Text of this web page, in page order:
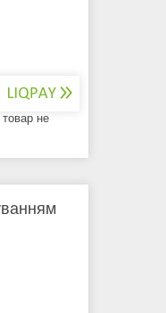
товар не